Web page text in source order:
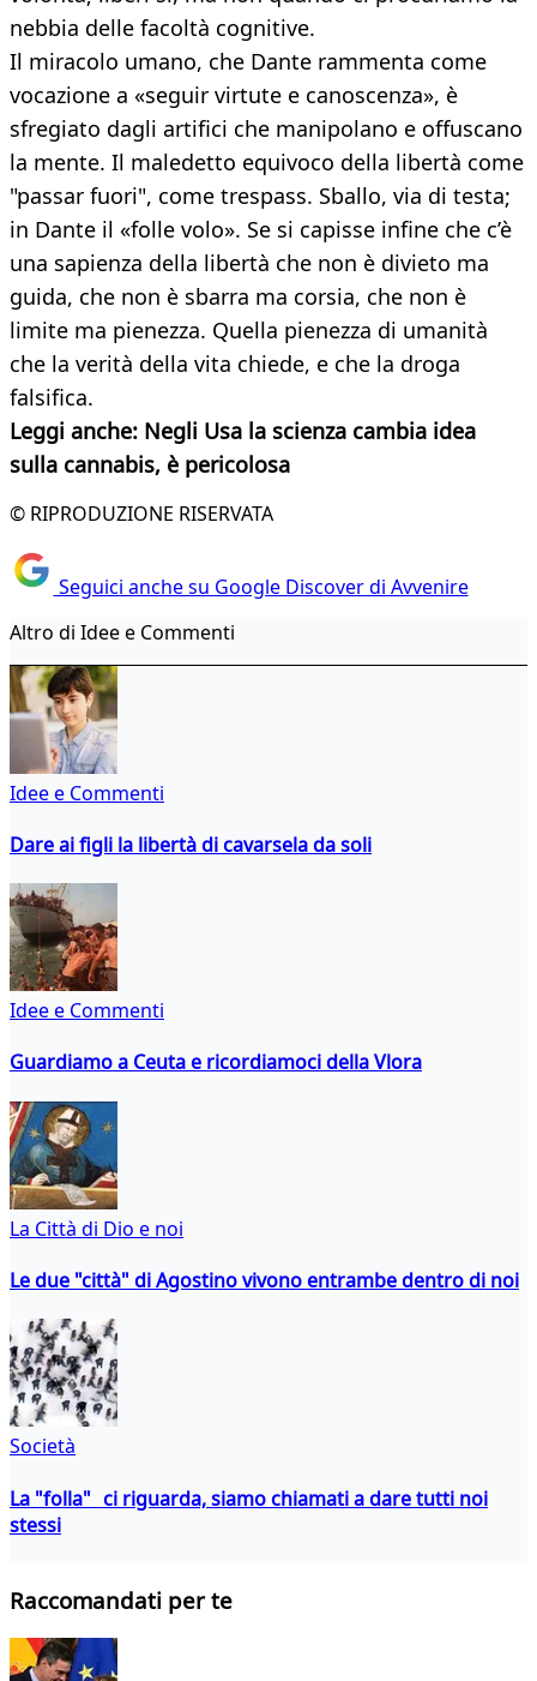
nebbia delle facoltà cognitive.
Il miracolo umano, che Dante rammenta come
vocazione a «seguir virtute e canoscenza», è
sfregiato dagli artifici che manipolano e offuscano
la mente. Il maledetto equivoco della libertà come
"passar fuori", come trespass. Sballo, via di testa;
in Dante il «folle volo». Se si capisse infine che c’è
una sapienza della libertà che non è divieto ma
guida, che non è sbarra ma corsia, che non è
limite ma pienezza. Quella pienezza di umanità
che la verità della vita chiede, e che la droga
falsifica.
Leggi anche: Negli Usa la scienza cambia idea
sulla cannabis, è pericolosa
© RIPRODUZIONE RISERVATA
Seguici anche su Google Discover di Avvenire
Altro di Idee e Commenti
Idee e Commenti
Dare ai figli la libertà di cavarsela da soli
Idee e Commenti
Guardiamo a Ceuta e ricordiamoci della Vlora
La Città di Dio e noi
Le due "città" di Agostino vivono entrambe dentro di noi
Società
La "folla" ci riguarda, siamo chiamati a dare tutti noi
stessi
Raccomandati per te